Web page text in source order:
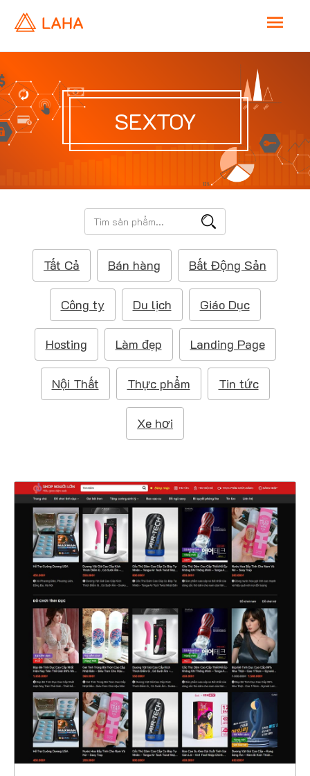
M
a
i
n
n
u
SEXTOY
T
ì
m
i
ế
m
Tất Cả Bán hàng Bất Động Sản
Công ty Du lịch Giáo Dục
Hosting Làm đẹp Landing Page
Nội Thất Thực phẩm Tin tức
Xe hơi
47403
CHI TIẾT
XEM THỰC TẾ